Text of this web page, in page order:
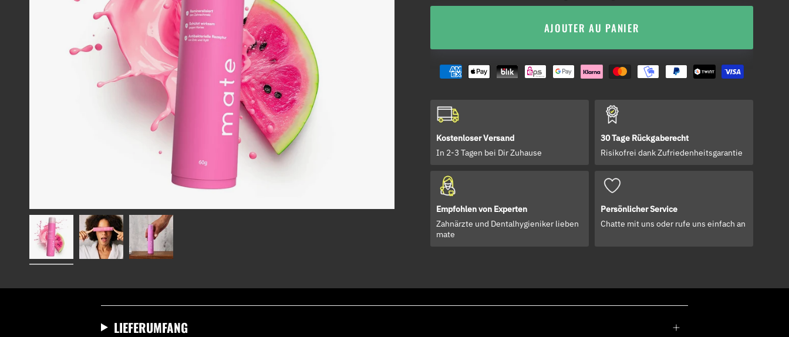
Fruchtig frisch
Der Start in den Tag war noch nie so erfrischend fruchtig. Du wirst langweilige Minz-Zahnpasta
nicht vermissen.
AJOUTER AU PANIER
Kostenloser Versand
In 2-3 Tagen bei Dir Zuhause
30 Tage Rückgaberecht
Risikofrei dank Zufriedenheitsgarantie
Empfohlen von Experten
Zahnärzte und Dentalhygieniker lieben
mate
Persönlicher Service
Chatte mit uns oder rufe uns einfach an
LIEFERUMFANG